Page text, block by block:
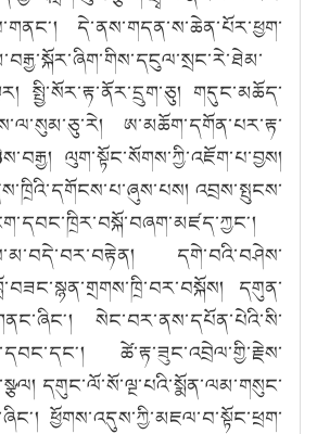
དེ་ནས་གདན་ས་ཆེན་པོར་ཕྱག་
སྤྱི་སོར་རྟ་ནོར་དྲུག་ཅུ། གདུང་མཆོད་
ཨ་མཆོག་དགོན་པར་རྟ་
ལུག་སྟོང་སོགས་ཀྱི་འཇོག་པ་བྱས།
འབྲས་སྤུངས་
དགེ་བའི་བཤེས་
དགུན་
སེང་བར་ནས་དཔོན་པེའི་སི་
ཚེ་རྟ་ཟུང་འབྲེལ་གྱི་རྗེས་
དགུང་ལོ་སོ་ལྔ་པའི་སྨོན་ལམ་གསུང་
ཕྱོགས་འདུས་ཀྱི་མཇལ་བ་སྟོང་ཕྲག་